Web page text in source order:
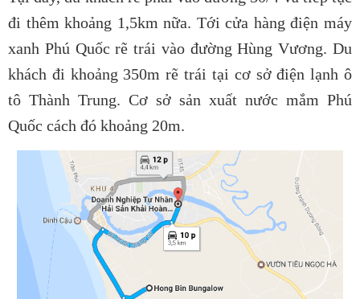
đi thêm khoảng 1,5km nữa. Tới cửa hàng điện máy
xanh Phú Quốc rẽ trái vào đường Hùng Vương. Du
khách đi khoảng 350m rẽ trái tại cơ sở điện lạnh ô
tô Thành Trung. Cơ sở sản xuất nước mắm Phú
Quốc cách đó khoảng 20m.